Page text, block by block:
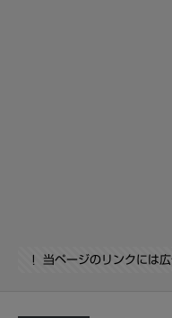
当ページのリンクには